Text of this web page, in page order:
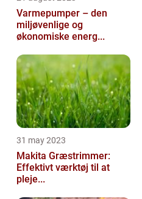
Varmepumper – den
miljøvenlige og
økonomiske energ...
31 may 2023
Makita Græstrimmer:
Effektivt værktøj til at
pleje...